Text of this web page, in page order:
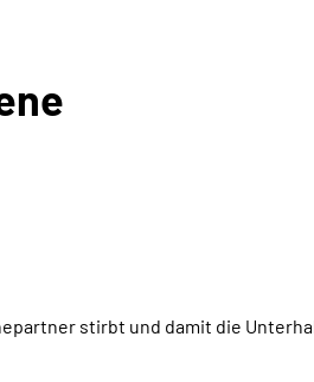
stirbt und damit die